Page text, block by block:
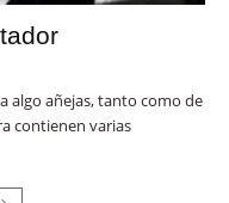
algo añejas, tanto como de
contienen varias